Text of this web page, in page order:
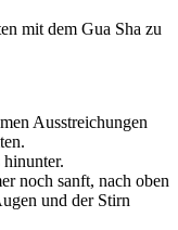
mit dem Gua Sha zu
Ausstreichungen
noch sanft, nach oben
und der Stirn